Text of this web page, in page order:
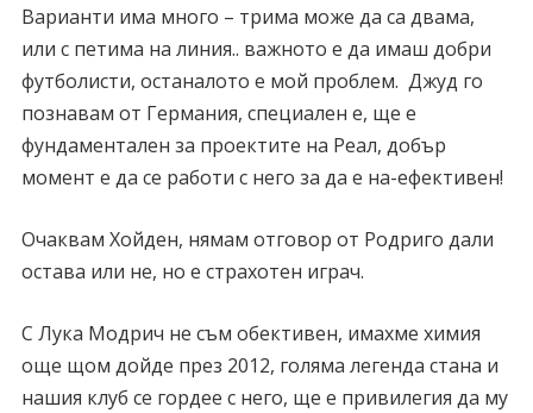
Варианти има много – трима може да са двама,
или с петима на линия.. важното е да имаш добри
футболисти, останалото е мой проблем. Джуд го
познавам от Германия, специален е, ще е
фундаментален за проектите на Реал, добър
момент е да се работи с него за да е на-ефективен!
Очаквам Хойден, нямам отговор от Родриго дали
остава или не, но е страхотен играч.
С Лука Модрич не съм обективен, имахме химия
още щом дойде през 2012, голяма легенда стана и
нашия клуб се гордее с него, ще е привилегия да му